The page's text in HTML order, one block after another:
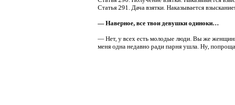
Статья 291. Дача взятки. Наказывается
— Наверное, все твои девушки одиноки…
— Нет, у всех есть молодые люди. Вы же женщины
меня одна недавно ради парня ушла. Ну,